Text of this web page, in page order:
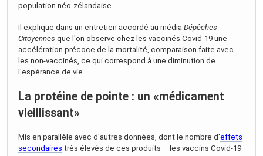
population néo-zélandaise.
Il explique dans un entretien accordé au média Dépêches
Citoyennes que l'on observe chez les vaccinés Covid-19 une
accélération précoce de la mortalité, comparaison faite avec
les non-vaccinés, ce qui correspond à une diminution de
l'espérance de vie.
La protéine de pointe : un «médicament
vieillissant»
Mis en parallèle avec d'autres données, dont le nombre d'effets
secondaires très élevés de ces produits – les vaccins Covid-19